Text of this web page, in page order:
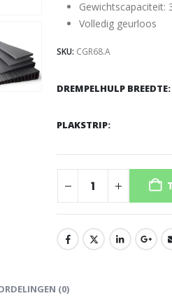
Gewichtscapaciteit:
Volledig geurloos
SKU: CGR68.A
DREMPELHULP BREEDTE
PLAKSTRIP
(0)